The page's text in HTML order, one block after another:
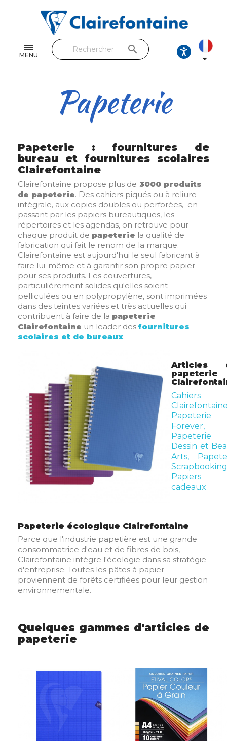
MENU
Feuilles & Copies
Beaux-arts & Dessin
Loisirs créatifs
Papiers cadeaux et emballages
Cuir & trousses
RETROUVEZ NOS COLLECTIONS
Toutes les collections
search

Papeterie
Papeterie : fournitures de
bureau et fournitures scolaires
Clairefontaine
Clairefontaine propose plus de 3000 produits
de papeterie. Des cahiers piqués ou à reliure
intégrale, aux copies doubles ou perforées, en
passant par les papiers bureautiques, les
répertoires et les agendas, on retrouve pour
chaque produit de papeterie la qualité de
fabrication qui fait le renom de la marque.
Clairefontaine est aujourd'hui le seul fabricant à
faire lui-même et à garantir son propre papier
pour ses produits. Les couvertures,
particulièrement solides qu'elles soient
pelliculées ou en polypropylène, sont imprimées
dans des teintes variées et très actuelles qui
contribuent à faire de la papeterie
Clairefontaine un leader desfournitures
scolaires et de bureaux.
Articles
papeterie
Cahiers
Papeterie
Forever,
Papeterie
Dessin et
Arts,
Papiers
cadeaux
Papeterie écologique Clairefontaine
Parce que l'industrie papetière est une grande
consommatrice d'eau et de fibres de bois,
Clairefontaine intègre l'écologie dans sa stratégie
d'entreprise. Toutes les pâtes à papier
proviennent de forêts certifiées pour leur gestion
environnementale.
Quelques gammes d'articles de
papeterie